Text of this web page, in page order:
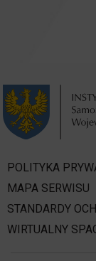
POLITYKA
MAPA SERWISU
STANDARDY
WIRTUALNY